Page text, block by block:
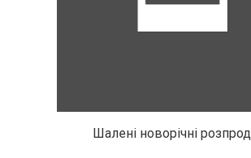
Шалені новорічні